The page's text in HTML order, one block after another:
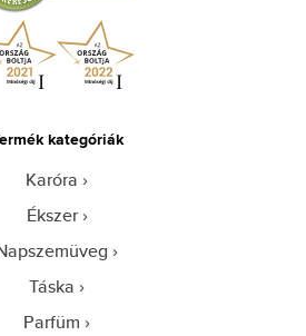
kategóriák
Karóra
Ékszer
Táska
Parfüm